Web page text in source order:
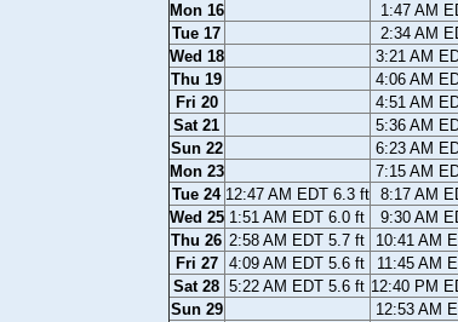
Mon 16
1:47 AM
Tue 17
2:34 AM
Wed 18
3:21 AM
Thu 19
4:06 AM
Fri 20
4:51 AM
Sat 21
5:36 AM
Sun 22
6:23 AM
Mon 23
7:15 AM
Tue 24 12:47 AM EDT 6.3 ft 8:17 AM
Wed 25 1:51 AM EDT 6.0 ft 9:30 AM
Thu 26 2:58 AM EDT 5.7 ft 10:41 AM
Fri 27
4:09 AM EDT 5.6 ft 11:45 AM
Sat 28 5:22 AM EDT 5.6 ft 12:40 PM
Sun 29
12:53 AM